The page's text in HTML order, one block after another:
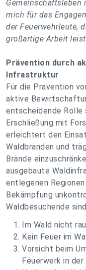
Gemeinschaftsleben
mich für das
der Feuerwehrleute,
großartige Arbeit
Prävention durch
Infrastruktur
Für die Prävention
aktive
entscheidende Rolle
Erschließung mit
erleichtert den
Waldbränden und
Brände
ausgebaute
entlegenen
Bekämpfung
Waldbesuchende
Im Wald nicht
Kein Feuer im
Vorsicht beim
Feuerwerk in der